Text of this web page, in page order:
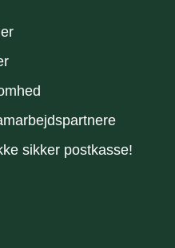
sikker postkasse!